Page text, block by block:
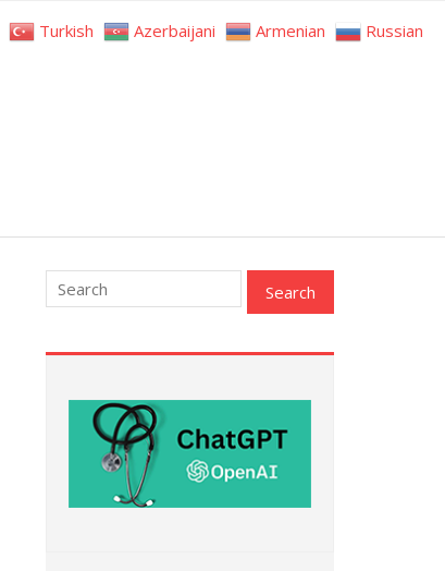
Turkish Azerbaijani Armenian Russian